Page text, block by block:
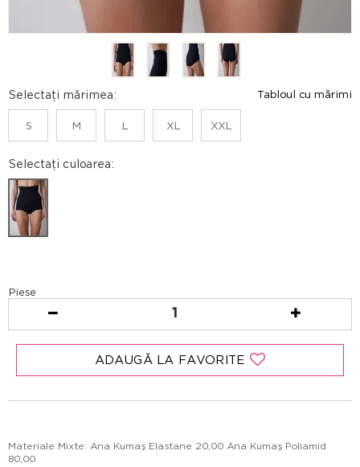
Selectați mărimea: Tabloul cu mărimi
S M L XL XXL
Selectați culoarea:
Piese
1
ADAUGĂ LA FAVORITE
Materiale Mixte: Ana Kumaş Elastane 20,00 Ana Kumaş Poliamid
80,00